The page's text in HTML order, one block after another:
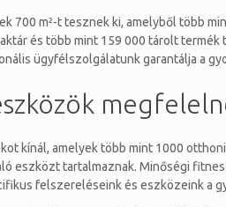
700 m²-t tesznek ki, amelyből több
és több mint 159 000 tárolt
ügyfélszolgálatunk garantálja a
kínál, amelyek több mint 1000
eszközt tartalmaznak. Minőségi
felszereléseink és eszközeink a